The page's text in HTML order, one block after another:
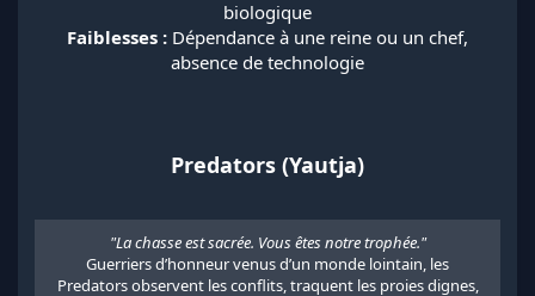
biologique
Faiblesses : Dépendance à une reine ou un chef,
absence de technologie
Predators (Yautja)
"La chasse est sacrée. Vous êtes notre trophée."
Guerriers d’honneur venus d’un monde lointain, les
Predators observent les conflits, traquent les proies dignes,